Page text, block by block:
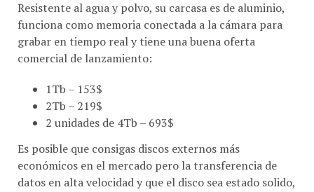
funciona como memoria conectada a la cámara para
grabar en tiempo real y tiene una buena oferta
comercial de lanzamiento:
2Tb – 219$
2 unidades de 4Tb – 693$
Es posible que consigas discos externos más
económicos en el mercado pero la transferencia de
datos en alta velocidad y que el disco sea estado solido,
lo cambia todo.